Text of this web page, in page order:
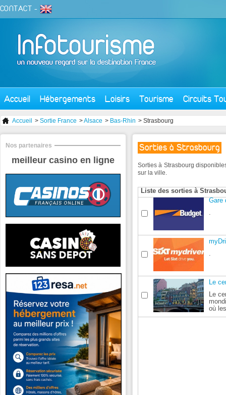
CONTACT -
Accueil Hébergements Loisirs Tourisme Circuits
Accueil > Sortie France >Alsace > Bas-Rhin > Strasbourg
Sorties à Strasbourg
Sorties à Strasbourg
sur la ville.
Liste des sorties à
Gare
.
.
Le
Le
où
Nos partenaires
meilleur casino en ligne